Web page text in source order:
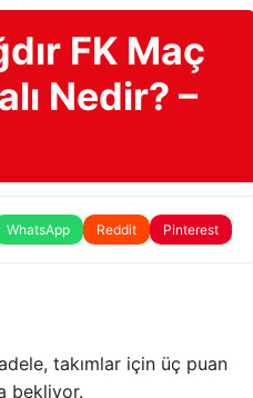
FK Maç
Nedir? –
WhatsApp Reddit Pinterest
takımlar için üç puan
bekliyor.